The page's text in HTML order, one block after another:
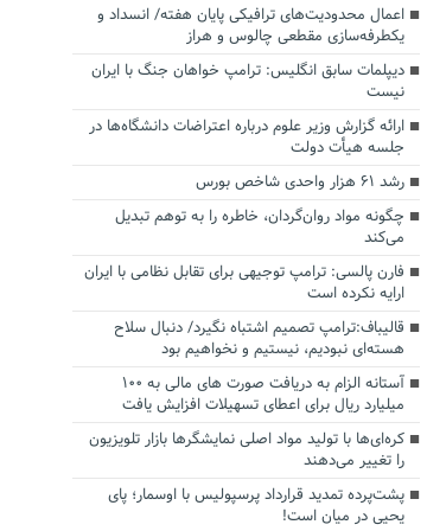
اعمال محدودیت‌های ترافیکی پایان هفته/ انسداد و
یکطرفه‌سازی مقطعی چالوس و هراز
دیپلمات سابق انگلیس:‌ ترامپ خواهان جنگ با ایران
نیست
ارائه گزارش وزیر علوم درباره اعتراضات دانشگاه‌ها در
جلسه هیأت دولت
رشد ۶۱ هزار واحدی شاخص بورس
چگونه مواد روان‌گردان، خاطره را به توهم تبدیل
می‌کند
فارن پالسی: ترامپ توجیهی برای تقابل نظامی با ایران
ارایه نکرده است
قالیباف:ترامپ تصمیم اشتباه نگیرد/ دنبال سلاح
هسته‌ای نبودیم، نیستیم و نخواهیم بود
آستانه الزام به دریافت صورت های مالی به ۱۰۰
میلیارد ریال برای اعطای تسهیلات افزایش یافت
کره‌ای‌ها با تولید مواد اصلی نمایشگرها بازار تلویزیون
را تغییر می‌دهند
پشت‌پرده تمدید قرارداد پرسپولیس با اوسمار؛ پای
یحیی در میان است!